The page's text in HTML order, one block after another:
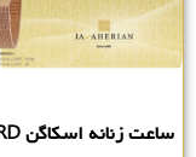
ساعت زنانه اسکاگن 358SRRD